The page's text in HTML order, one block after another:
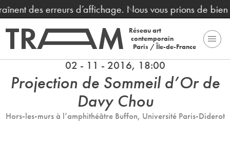
des erreurs d’affichage. Nous vous prions de
Réseau art
contemporain
Paris / Île-de-France
02 - 11 - 2016, 18:00
Projection de Sommeil d’Or de
Davy Chou
Hors-les-murs à l’amphithéâtre Buffon, Université Paris-Diderot